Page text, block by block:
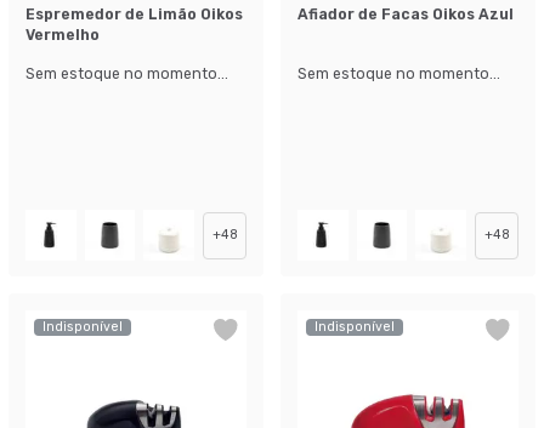
Espremedor de Limão Oikos
Vermelho
Sem estoque no momento...
+48
Afiador de Facas Oikos Azul
Sem estoque no momento...
+48
Indisponível Indisponível